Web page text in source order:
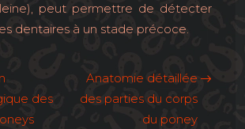
peut permettre de détecter
dentaires à un stade précoce.
des
Anatomie détaillée
des parties du corps
du poney